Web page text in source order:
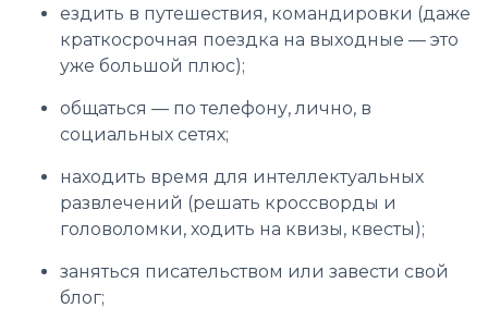
ездить в путешествия, командировки (даже
краткосрочная поездка на выходные — это
уже большой плюс);
общаться — по телефону, лично, в
социальных сетях;
находить время для интеллектуальных
развлечений (решать кроссворды и
головоломки, ходить на квизы, квесты);
заняться писательством или завести свой
блог;